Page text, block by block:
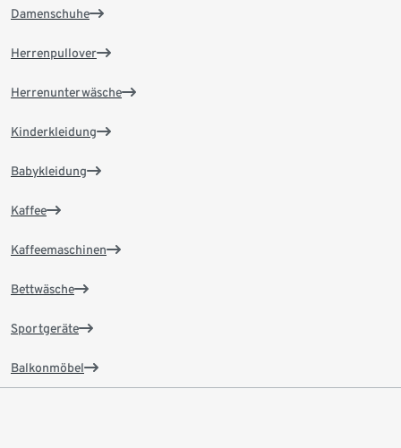
Damenschuhe
Herrenpullover
Herrenunterwäsche
Kinderkleidung
Babykleidung
Kaffee
Kaffeemaschinen
Bettwäsche
Sportgeräte
Balkonmöbel